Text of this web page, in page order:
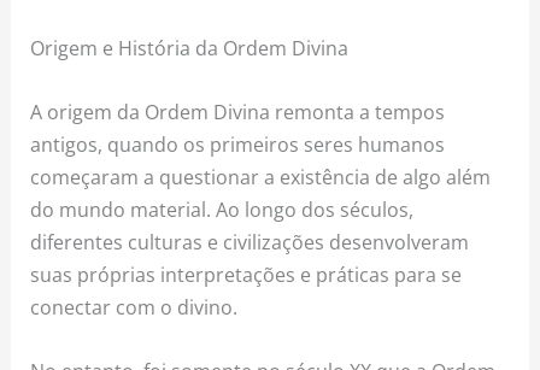
Origem e História da Ordem Divina
A origem da Ordem Divina remonta a tempos
antigos, quando os primeiros seres humanos
começaram a questionar a existência de algo além
do mundo material. Ao longo dos séculos,
diferentes culturas e civilizações desenvolveram
suas próprias interpretações e práticas para se
conectar com o divino.